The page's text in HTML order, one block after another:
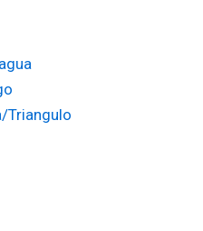
Triangulo